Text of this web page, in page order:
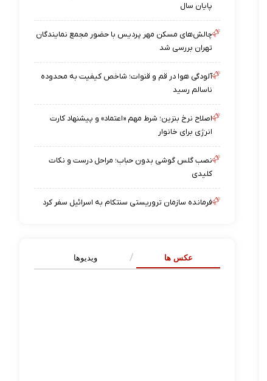
پایان سال
چالش‌های مسکن مهر پردیس با حضور مجمع نمایندگان
تهران بررسی شد
آلودگی هوا در قم و قنوات؛ شاخص کیفیت به محدوده
ناسالم رسید
اصلاح نرخ بنزین؛ شرط مهم «اعتماد» و پیشنهاد کارت
انرژی برای خانوار
نصب گلس گوشی بدون حباب؛ مراحل درست و نکات
کلیدی
فرمانده سازمان تروریستی سنتکام به اسرائیل سفر کرد
عکس ها ویدیوها